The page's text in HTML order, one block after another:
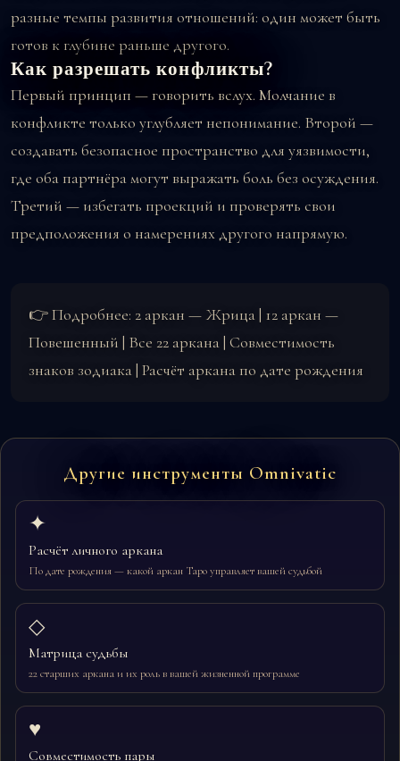
разные темпы развития отношений: один может быть
готов к глубине раньше другого.
Как разрешать конфликты?
Первый принцип — говорить вслух. Молчание в
конфликте только углубляет непонимание. Второй —
создавать безопасное пространство для уязвимости,
где оба партнёра могут выражать боль без осуждения.
Третий — избегать проекций и проверять свои
предположения о намерениях другого напрямую.
👉 Подробнее: 2 аркан — Жрица| 12 аркан —
Повешенный | Все 22 аркана| Совместимость
знаков зодиака| Расчёт аркана по дате рождения
Другие инструменты Omnivatic
✦
Расчёт личного аркана
По дате рождения — какой аркан Таро управляет вашей судьбой
◇
Матрица судьбы
22 старших аркана и их роль в вашей жизненной программе
♥
Совместимость пары